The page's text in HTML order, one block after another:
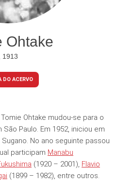
Ohtake
1913
DO ACERVO
Ohtake mudou-se para o
Paulo. Em 1952, iniciou em
No ano seguinte passou
participam Manabu
(1920 – 2001), Flavio
(1899 – 1982), entre outros.